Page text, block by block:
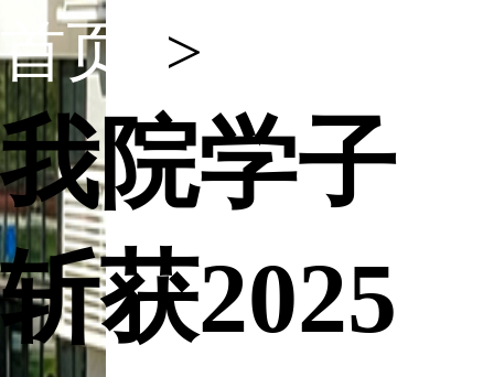
首页
>
我院学子
斩获2025